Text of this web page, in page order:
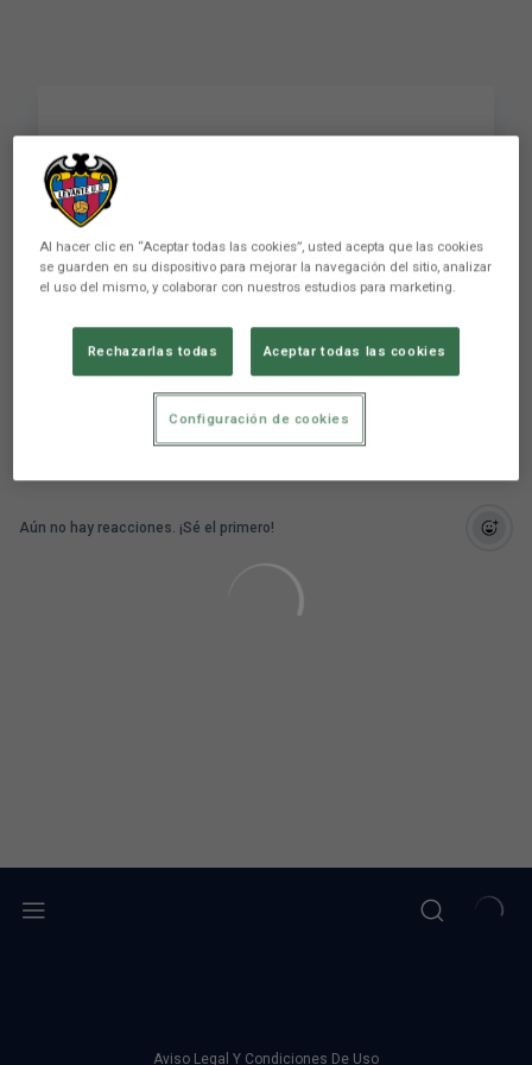
🐸Las palabras de la
seleccionadora
española, Montse Tomé
sobre nuestro club 🙌
Un placer recibiros
Aún no hay reacciones. ¡Sé el primero!
Aviso Legal Y Condiciones De Uso
Al hacer clic en “Aceptar todas las cookies”, usted acepta que las cookies
se guarden en su dispositivo para mejorar la navegación del sitio, analizar
el uso del mismo, y colaborar con nuestros estudios para marketing.
Rechazarlas todas Aceptar todas las cookies
Configuración de cookies